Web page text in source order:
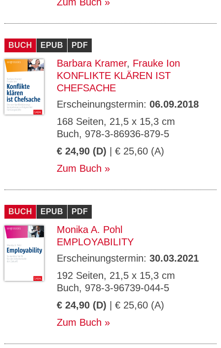
BUCH EPUB PDF
Barbara Kramer, Frauke Ion
KONFLIKTE KLÄREN IST
CHEFSACHE
Erscheinungstermin: 06.09.2018
168 Seiten, 21,5 x 15,3 cm
Buch, 978-3-86936-879-5
€ 24,90 (D) | € 25,60 (A)
Zum Buch
BUCH EPUB PDF
Monika A. Pohl
EMPLOYABILITY
Erscheinungstermin: 30.03.2021
192 Seiten, 21,5 x 15,3 cm
Buch, 978-3-96739-044-5
€ 24,90 (D) | € 25,60 (A)
Zum Buch